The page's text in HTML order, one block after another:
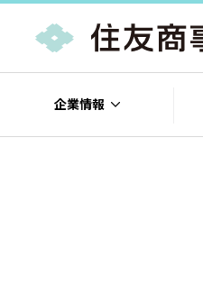
企業情報